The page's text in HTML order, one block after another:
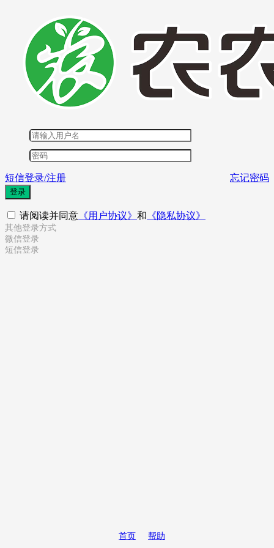
短信登录/注册 忘记密码
登录
请阅读并同意 《用户协议》 和 《隐私协议》
其他登录方式
微信登录
短信登录
首页 帮助